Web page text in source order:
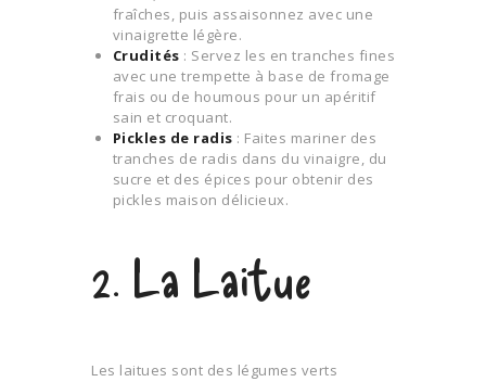
fraîches, puis assaisonnez avec une
vinaigrette légère.
Crudités : Servez les en tranches fines
avec une trempette à base de fromage
frais ou de houmous pour un apéritif
sain et croquant.
Pickles de radis : Faites mariner des
tranches de radis dans du vinaigre, du
sucre et des épices pour obtenir des
pickles maison délicieux.
2. La Laitue
Les laitues sont des légumes verts